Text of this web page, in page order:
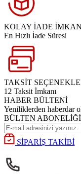
KOLAY İADE
En Hızlı İade Süresi
TAKSİT
12 Taksit İmkanı
HABER BÜLTENİ
Yeniliklerden haberdar
BÜLTEN ABONELİĞİ
SİPARİŞ TAKİBİ